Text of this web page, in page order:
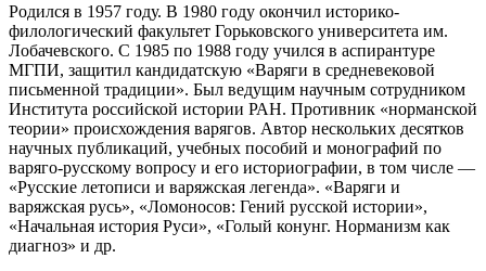
Родился в 1957 году. В 1980 году окончил историко-
филологический факультет Горьковского университета им.
Лобачевского. С 1985 по 1988 году учился в аспирантуре
МГПИ, защитил кандидатскую «Варяги в средневековой
письменной традиции». Был ведущим научным сотрудником
Института российской истории РАН. Противник «норманской
теории» происхождения варягов. Автор нескольких десятков
научных публикаций, учебных пособий и монографий по
варяго-русскому вопросу и его историографии, в том числе —
«Русские летописи и варяжская легенда». «Варяги и
варяжская русь», «Ломоносов: Гений русской истории»,
«Начальная история Руси», «Голый конунг. Норманизм как
диагноз» и др.